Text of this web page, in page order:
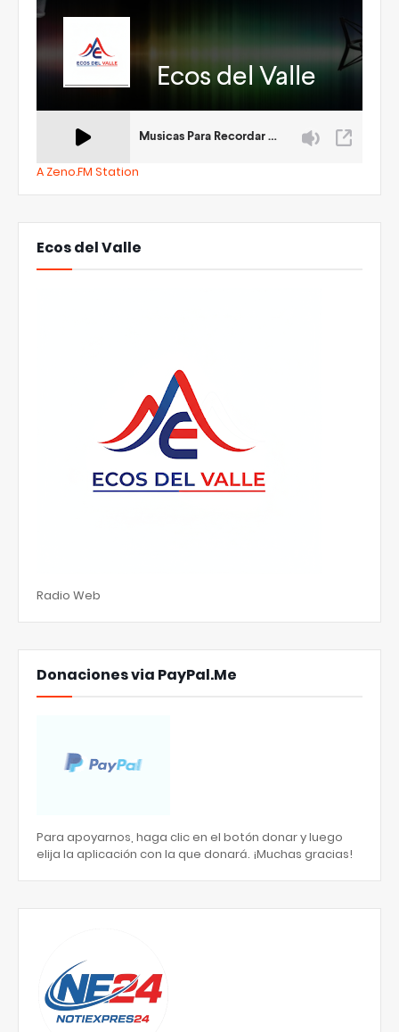
A Zeno.FM Station
Ecos del Valle
Radio Web
Donaciones via PayPal.Me
Para apoyarnos, haga clic en el botón donar y luego
elija la aplicación con la que donará. ¡Muchas gracias!